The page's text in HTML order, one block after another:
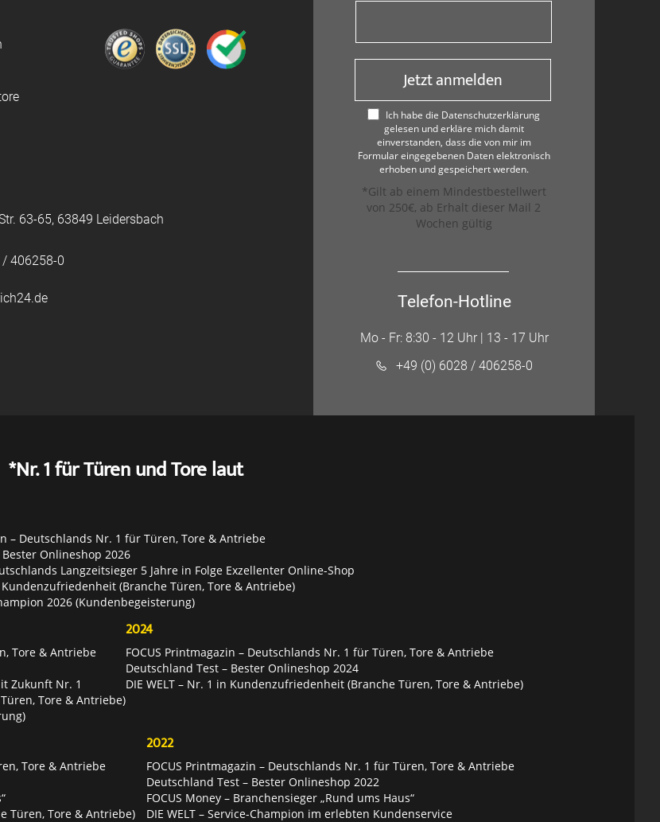
63-65, 63849 Leidersbach
406258-0
Jetzt anmelden
Ich habe die Datenschutzerklärung
gelesen und erkläre mich damit
einverstanden, dass die von mir im
Formular eingegebenen Daten elektronisch
erhoben und gespeichert werden.
*Gilt ab einem Mindestbestellwert
von 250€, ab Erhalt dieser Mail 2
Wochen gültig
Telefon-Hotline
Mo - Fr: 8:30 - 12 Uhr | 13 - 17 Uhr
+49 (0) 6028 / 406258-0
*Nr. 1 für Türen und Tore laut
– Deutschlands Nr. 1 für Türen, Tore & Antriebe
Onlineshop 2026
Langzeitsieger 5 Jahre in Folge Exzellenter Online-Shop
Kundenzufriedenheit (Branche Türen, Tore & Antriebe)
2026 (Kundenbegeisterung)
Tore & Antriebe
Zukunft Nr. 1
Tore & Antriebe)
2024
FOCUS Printmagazin – Deutschlands Nr. 1 für Türen, Tore & Antriebe
Deutschland Test – Bester Onlineshop 2024
DIE WELT – Nr. 1 in Kundenzufriedenheit (Branche Türen, Tore & Antriebe)
Tore & Antriebe
Türen, Tore & Antriebe)
2022
FOCUS Printmagazin – Deutschlands Nr. 1 für Türen, Tore & Antriebe
Deutschland Test – Bester Onlineshop 2022
FOCUS Money – Branchensieger „Rund ums Haus“
DIE WELT – Service-Champion im erlebten Kundenservice